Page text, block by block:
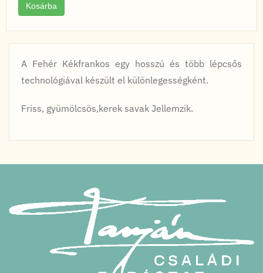
Kosárba
A Fehér Kékfrankos egy hosszú és több lépcsős
technológiával készült el különlegességként.
Friss, gyümölcsös,kerek savak Jellemzik.